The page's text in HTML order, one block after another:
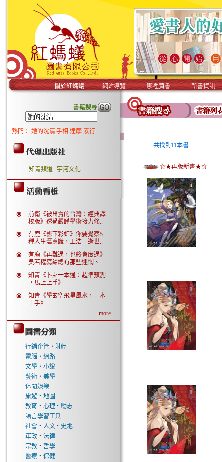
關於紅螞蟻 網站導覽 哪裡買書 新書資訊
書籍搜尋
熱門： 她的沈清 手相 達摩 素行
知青頻道 宇河文化
前衛《被出賣的台灣：經典譯
校版》透過嚴謹學術接力修..
有鹿《影下彩虹》你要覺察5
種人生潛意識，王浩一逝世..
有鹿《再難過，也終會度過》
吳若權寫給總有那些迷惘、..
知青《卜卦一本通：超準預測
，馬上上手》
知青《學玄空飛星風水，一本
上手》
more..
行銷企管‧財經
電腦‧網路
文學‧小說
藝術‧美學
休閒娛樂
旅遊‧地圖
教育‧心理‧勵志
語言學習工具
社會‧人文‧史地
軍政‧法律
宗教‧哲學
醫療‧保健
共找到11本書
☆★再版新書★☆